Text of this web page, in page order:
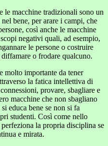
le macchine tradizionali sono un
bene, per arare i campi, che
così anche le macchine
negativi quali, ad esempio,
le persone o costruire
o frodare qualcuno.
molto importante da tener
la fatica intellettiva di
provare, sbagliare e
macchine che non sbagliano
educa bene se non si fa
studenti. Così come nello
la propria disciplina se
e mirata.